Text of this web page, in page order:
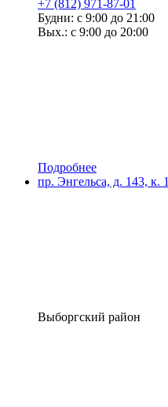
+7 (812) 971-87-01
Будни: с 9:00 до 21:00
Вых.: с 9:00 до 20:00
Подробнее
пр. Энгельса, д. 143, к. 1
Выборгский район